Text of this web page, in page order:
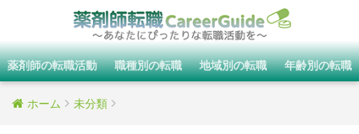
薬剤師の転職活動 職種別の転職 地域別の転職 年齢別の転職
ホーム 未分類